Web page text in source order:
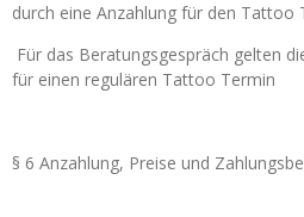
durch eine Anzahlung für den Tattoo
Für das Beratungsgespräch gelten
für einen regulären Tattoo Termin
§ 6 Anzahlung, Preise und